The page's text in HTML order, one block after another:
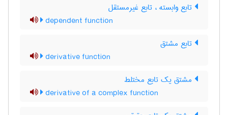
تابع وابسته ، تابع غیرمستقل
dependent function
تابع مشتق
derivative function
مشتق یک تابع مختلط
derivative of a complex function